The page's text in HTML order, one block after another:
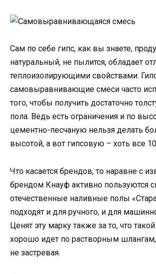
Сам по себе гипс, как вы знаете,
натуральный, не пылится, обладает
теплоизолирующими свойствами.
самовыравнивающие смеси часто
того, чтобы получить достаточно
пола. Ведь есть ограничения и по
цементно-песчаную нельзя делать
высотой, а вот гипсовую – хоть все
Что касается брендов, то наравне с
брендом Кнауф активно пользуются
отечественные наливные полы
подходят и для ручного, и для
Ценят эту марку также за то, что
хорошо идет по растворным шлангам,
не застревая.